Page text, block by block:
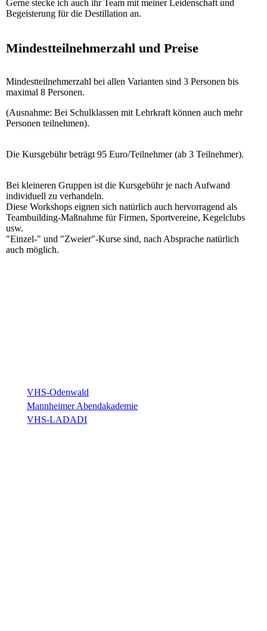
Gerne stecke ich auch ihr Team mit meiner Leidenschaft und
Begeisterung für die Destillation an.
Mindestteilnehmerzahl und Preise
Mindestteilnehmerzahl bei allen Varianten sind 3 Personen bis
maximal 8 Personen.
(Ausnahme: Bei Schulklassen mit Lehrkraft können auch mehr
Personen teilnehmen).
Die Kursgebühr beträgt 95 Euro/Teilnehmer (ab 3 Teilnehmer).
Bei kleineren Gruppen ist die Kursgebühr je nach Aufwand
individuell zu verhandeln.
Diese Workshops eignen sich natürlich auch hervorragend als
Teambuilding-Maßnahme für Firmen, Sportvereine, Kegelclubs
usw.
"Einzel-" und "Zweier"-Kurse sind, nach Absprache natürlich
auch möglich.
VHS-Odenwald
Mannheimer Abendakademie
VHS-LADADI